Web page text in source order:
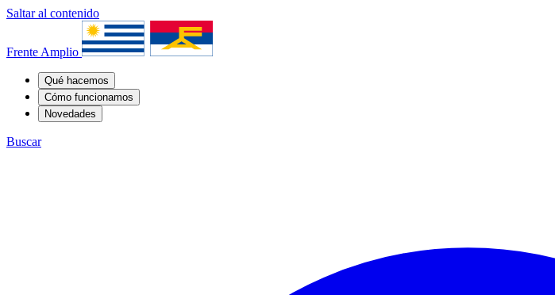
Saltar al contenido
Frente Amplio
Qué hacemos
Cómo funcionamos
Novedades
Buscar